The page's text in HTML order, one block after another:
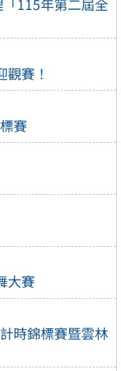
115年第二屆全
賽！
賽
大賽
時錦標賽暨雲林